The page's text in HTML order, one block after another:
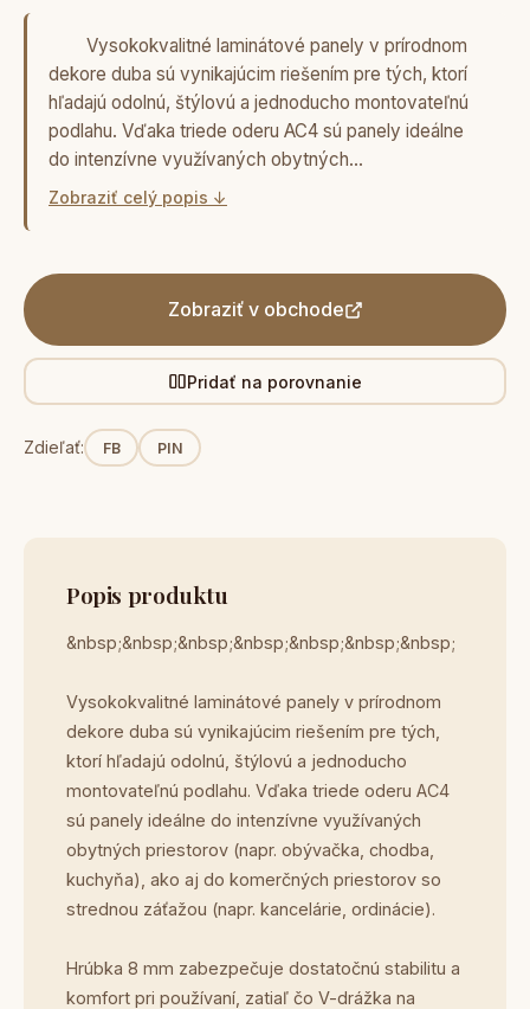
Vysokokvalitné laminátové panely v prírodnom
dekore duba sú vynikajúcim riešením pre tých, ktorí
hľadajú odolnú, štýlovú a jednoducho montovateľnú
podlahu. Vďaka triede oderu AC4 sú panely ideálne
do intenzívne využívaných obytných…
Zobraziť celý popis ↓
Zobraziť v obchode
Pridať na porovnanie
Zdieľať: FB PIN
Popis produktu
&nbsp;&nbsp;&nbsp;&nbsp;&nbsp;&nbsp;&nbsp;
Vysokokvalitné laminátové panely v prírodnom
dekore duba sú vynikajúcim riešením pre tých,
ktorí hľadajú odolnú, štýlovú a jednoducho
montovateľnú podlahu. Vďaka triede oderu AC4
sú panely ideálne do intenzívne využívaných
obytných priestorov (napr. obývačka, chodba,
kuchyňa), ako aj do komerčných priestorov so
strednou záťažou (napr. kancelárie, ordinácie).
Hrúbka 8 mm zabezpečuje dostatočnú stabilitu a
komfort pri používaní, zatiaľ čo V-drážka na